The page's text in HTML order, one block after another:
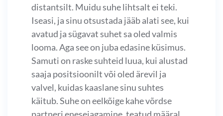
distantsilt. Muidu suhe lihtsalt ei teki.
Iseasi, ja sinu otsustada jääb alati see, kui
avatud ja sügavat suhet sa oled valmis
looma. Aga see on juba edasine küsimus.
Samuti on raske suhteid luua, kui alustad
saaja positsioonilt või oled ärevil ja
valvel, kuidas kaaslane sinu suhtes
käitub. Suhe on eelkõige kahe võrdse